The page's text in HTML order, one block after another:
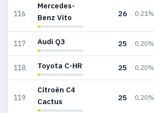
116
Mercedes-
Benz Vito
26 0,21%
117 Audi Q3 25 0,20%
118 Toyota C-HR 25 0,20%
119
Citroën C4
Cactus
25 0,20%